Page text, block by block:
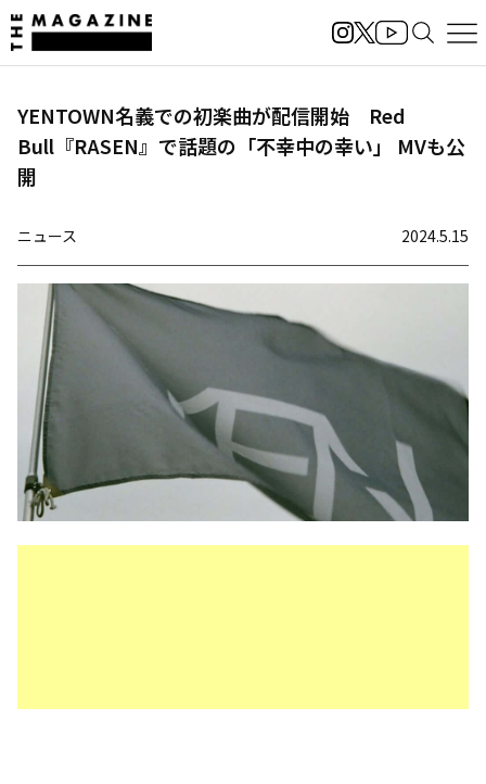
YENTOWN名義での初楽曲が配信開始 Red
Bull『RASEN』で話題の「不幸中の幸い」 MVも公
開
ニュース 2024.5.15